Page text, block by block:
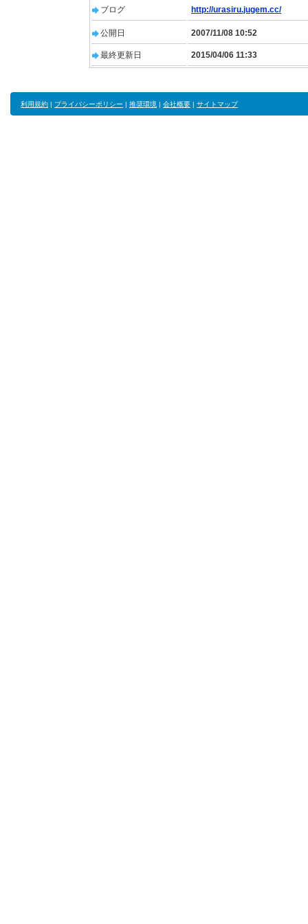
ブログ http://urasiru.jugem.cc/
公開日 2007/11/08 10:52
最終更新日 2015/04/06 11:33
利用規約 | プライバシーポリシー | 推奨環境 | 会社概要 | サイトマップ